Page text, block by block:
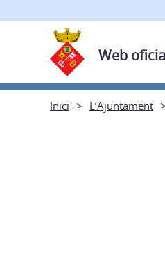
Web
Inici L’Ajuntament